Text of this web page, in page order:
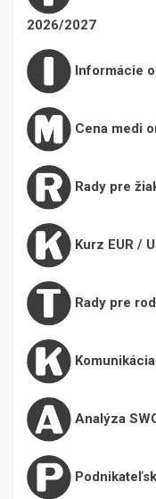
2026/2027
Informácie
Cena medi
Rady pre
Kurz EUR /
Rady pre
Komunikácia
Analýza